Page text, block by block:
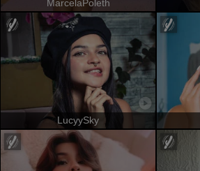
MarcelaPoleth
LucyySky